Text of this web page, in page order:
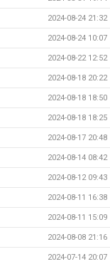
2024-08-24 21:32
2024-08-24 10:07
2024-08-22 12:52
2024-08-18 20:22
2024-08-18 18:50
2024-08-18 18:25
2024-08-17 20:48
2024-08-14 08:42
2024-08-12 09:43
2024-08-11 16:38
2024-08-11 15:09
2024-08-08 21:16
2024-07-14 20:07